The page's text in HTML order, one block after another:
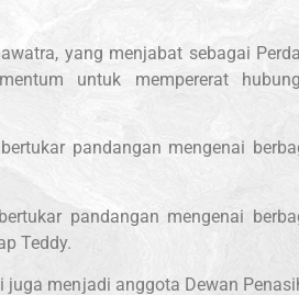
yang menjabat sebagai
untuk mempererat
pandangan mengenai
pandangan mengenai
Teddy.
menjadi anggota Dewan